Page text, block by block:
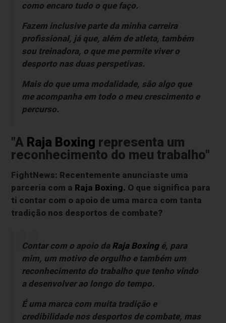
como encaro tudo o que faço.
Fazem inclusive parte da minha carreira
profissional, já que, além de atleta, também
sou treinadora, o que me permite viver o
desporto nas duas perspetivas.
Mais do que uma modalidade, são algo que
me acompanha em todo o meu crescimento e
percurso.
"A Raja Boxing representa um
reconhecimento do meu trabalho"
FightNews: Recentemente anunciaste uma
parceria com a Raja Boxing. O que significa para
ti contar com o apoio de uma marca com tanta
tradição nos desportos de combate?
Contar com o apoio da Raja Boxing é, para
mim, um motivo de orgulho e também um
reconhecimento do trabalho que tenho vindo
a desenvolver ao longo do tempo.
É uma marca com muita tradição e
credibilidade nos desportos de combate, mas